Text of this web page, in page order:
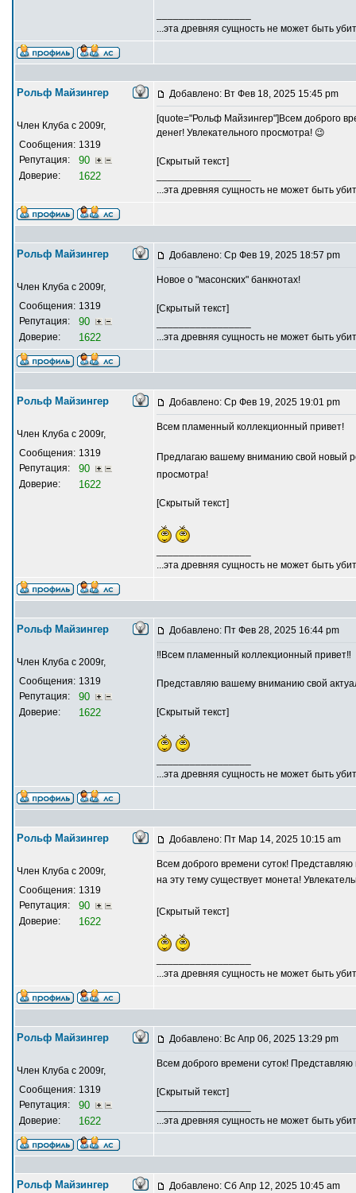
...эта древняя сущность не может быть
Рольф Майзингер
Член Клуба с 2009г,
Сообщения: 1319
Репутация:
90
Доверие: 1622
Добавлено: Вт Фев 18, 2025 15:45 pm
[quote="Рольф Майзингер"]Всем доброго
денег! Увлекательного просмотра! 😉
[Скрытый текст]
...эта древняя сущность не может быть
Рольф Майзингер
Член Клуба с 2009г,
Сообщения: 1319
Репутация:
90
Доверие: 1622
Добавлено: Ср Фев 19, 2025 18:57 pm
Новое о "масонских" банкнотах!
[Скрытый текст]
...эта древняя сущность не может быть
Рольф Майзингер
Член Клуба с 2009г,
Сообщения: 1319
Репутация:
90
Доверие: 1622
Добавлено: Ср Фев 19, 2025 19:01 pm
Всем пламенный коллекционный привет!
Предлагаю вашему вниманию свой новый
просмотра!
[Скрытый текст]
...эта древняя сущность не может быть
Рольф Майзингер
Член Клуба с 2009г,
Сообщения: 1319
Репутация:
90
Доверие: 1622
Добавлено: Пт Фев 28, 2025 16:44 pm
‼️Всем пламенный коллекционный привет‼️
Представляю вашему вниманию свой
[Скрытый текст]
...эта древняя сущность не может быть
Рольф Майзингер
Член Клуба с 2009г,
Сообщения: 1319
Репутация:
90
Доверие: 1622
Добавлено: Пт Мар 14, 2025 10:15 am
Всем доброго времени суток!
на эту тему существует монета!
[Скрытый текст]
...эта древняя сущность не может быть
Рольф Майзингер
Член Клуба с 2009г,
Сообщения: 1319
Репутация:
90
Доверие: 1622
Добавлено: Вс Апр 06, 2025 13:29 pm
Всем доброго времени суток!
[Скрытый текст]
...эта древняя сущность не может быть
Рольф Майзингер Добавлено: Сб Апр 12, 2025 10:45 am